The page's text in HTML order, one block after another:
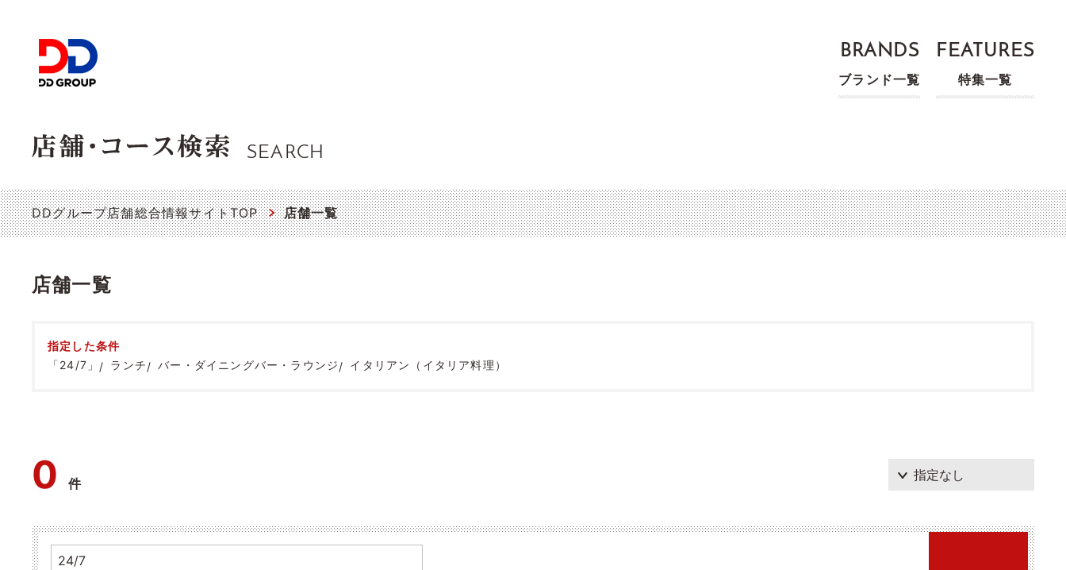
BRANDS
ブランド一覧
FEATURES
特集一覧
SEARCH
DDグループ店舗総合情報サイトTOP 店舗一覧
店舗一覧
指定した条件
「24/7」
ランチ バー・ダイニングバー・ラウンジ イタリアン（イタリア料理）
0件